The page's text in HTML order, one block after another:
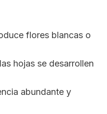
flores blancas o
hojas se desarrollen
abundante y